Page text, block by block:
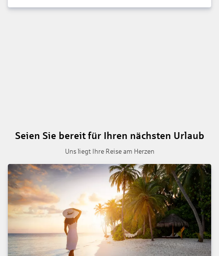
Seien Sie bereit für Ihren nächsten Urlaub
Uns liegt Ihre Reise am Herzen